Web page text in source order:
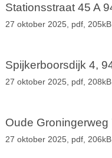
Stationsstraat 45 A
27 oktober 2025, pdf, 205kB
Spijkerboorsdijk 4,
27 oktober 2025, pdf, 208kB
Oude
27 oktober 2025, pdf, 206kB